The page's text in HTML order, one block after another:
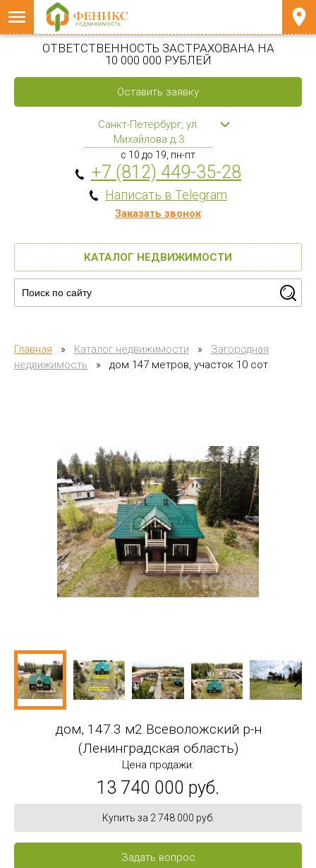
ОТВЕТСТВЕННОСТЬ ЗАСТРАХОВАНА НА
10 000 000 РУБЛЕЙ
Оставить заявку
Санкт-Петербург, ул.
Михайлова д.3
с 10 до 19, пн-пт
+7 (812) 449-35-28
Написать в Telegram
Заказать звонок
КАТАЛОГ НЕДВИЖИМОСТИ
Главная » Каталог недвижимости »
Загородная
недвижимость
» дом 147 метров, участок 10 сот
дом, 147.3 м2 Всеволожский р-н
(Ленинградская область)
Цена продажи:
13 740 000 руб.
Купить за 2 748 000 руб.
Задать вопрос